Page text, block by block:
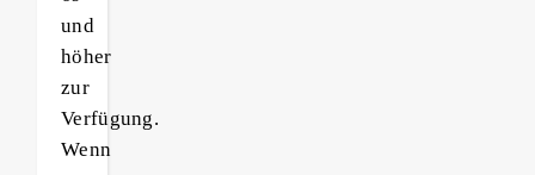
und
höher
zur
Verfügung.
Wenn